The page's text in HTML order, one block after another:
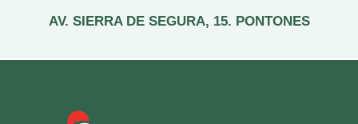
AV. SIERRA DE SEGURA, 15. PONTONES